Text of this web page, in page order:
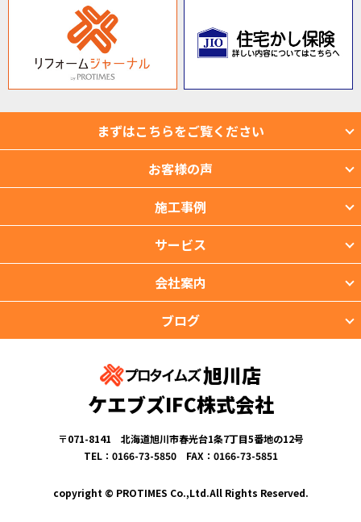
まずはこちらをご覧ください
お客様の声
施工事例
サービス
会社案内
ブログ
旭川店
ケエブズIFC株式会社
〒071-8141 北海道旭川市春光台1条7丁目5番地の12号
TEL：0166-73-5850 FAX：0166-73-5851
copyright © PROTIMES Co.,Ltd.All Rights Reserved.